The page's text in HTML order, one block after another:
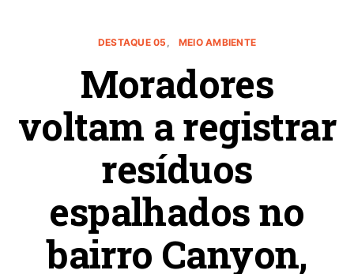
DESTAQUE 05 MEIO AMBIENTE
Moradores
voltam a registrar
resíduos
espalhados no
bairro Canyon,